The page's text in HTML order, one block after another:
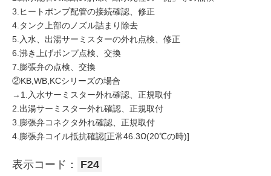
3.ヒートポンプ配管の接続確認、修正
4.タンク上部のノズル詰まり除去
5.入水、出湯サーミスターの外れ点検、修正
6.沸き上げポンプ点検、交換
7.膨張弁の点検、交換
②KB,WB,KCシリーズの場合
→1.入水サーミスター外れ確認、正規取付
2.出湯サーミスター外れ確認、正規取付
3.膨張弁コネクタ外れ確認、正規取付
4.膨張弁コイル抵抗確認[正常46.3Ω(20℃の時)]
表示コード： F24